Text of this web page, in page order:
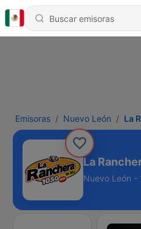
Emisoras Nuevo León La
La
Nuevo León -